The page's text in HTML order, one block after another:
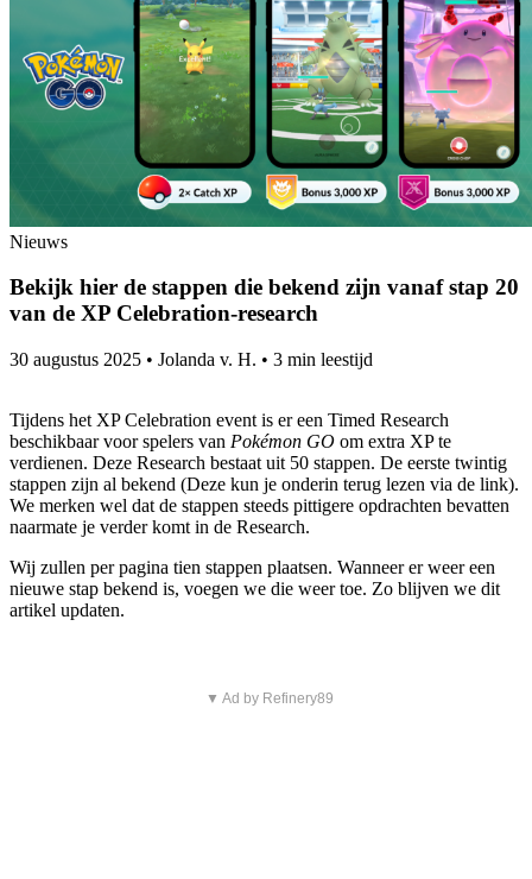
Nieuws
Bekijk hier de stappen die bekend zijn vanaf stap 20
van de XP Celebration-research
30 augustus 2025 • Jolanda v. H. • 3 min leestijd
Tijdens het XP Celebration event is er een Timed Research
beschikbaar voor spelers van Pokémon GO om extra XP te
verdienen. Deze Research bestaat uit 50 stappen. De eerste twintig
stappen zijn al bekend (Deze kun je onderin terug lezen via de link).
We merken wel dat de stappen steeds pittigere opdrachten bevatten
naarmate je verder komt in de Research.
Wij zullen per pagina tien stappen plaatsen. Wanneer er weer een
nieuwe stap bekend is, voegen we die weer toe. Zo blijven we dit
artikel updaten.
▼ Ad by Refinery89